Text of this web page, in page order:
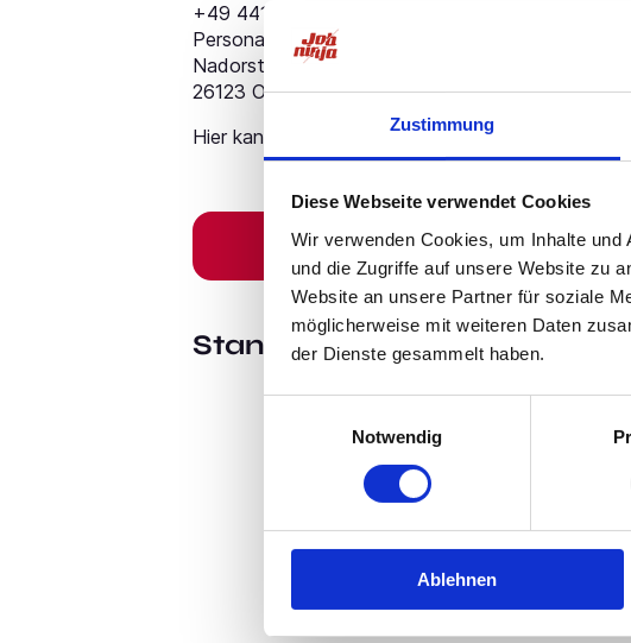
Zustimmung
Diese Webseite verwendet Cookies
Wir verwenden Cookies, um Inhalte
und die Zugriffe auf unsere Website zu
Website an unsere Partner für soziale
möglicherweise mit weiteren Daten
der Dienste gesammelt haben.
Notwendig
Ablehnen
+49 441 23 35 96 70
Personal Service PSH Oldenburg GmbH
Nadorster Straße 74
26123 Oldenburg
Hier kannst du dich per WhatsApp bewerben:
Jetzt
Standort:Elsfleth